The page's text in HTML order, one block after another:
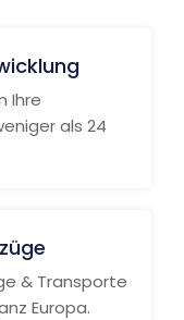
Ihre
als 24
& Transporte
Europa.